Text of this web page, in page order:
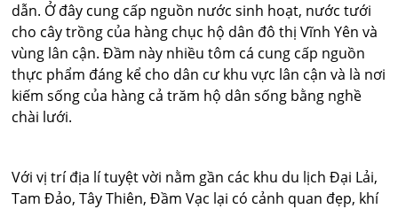
dẫn. Ở đây cung cấp nguồn nước sinh hoạt, nước tưới
cho cây trồng của hàng chục hộ dân đô thị Vĩnh Yên và
vùng lân cận. Đầm này nhiều tôm cá cung cấp nguồn
thực phẩm đáng kể cho dân cư khu vực lân cận và là nơi
kiếm sống của hàng cả trăm hộ dân sống bằng nghề
chài lưới.
Với vị trí địa lí tuyệt vời nằm gần các khu du lịch Đại Lải,
Tam Đảo, Tây Thiên, Đầm Vạc lại có cảnh quan đẹp, khí